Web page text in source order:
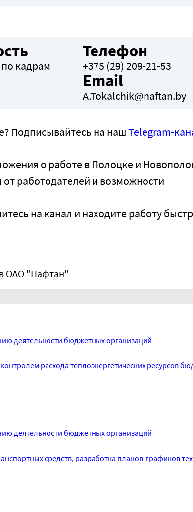
кадрам
Телефон
+375 (29) 209-21-53
Email
A.Tokalchik@naftan.by
Подписывайтесь на нашTelegram-
о работе в Полоцке и
работодателей и возможности
на канал и находите работу
в ОАО "Нафтан"
деятельности бюджетных организаций
расхода теплоэнергетических ресурсов
деятельности бюджетных организаций
средств, разработка планов-графиков